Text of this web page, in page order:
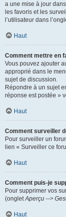
a une mise à jour
les favoris et les
l’utilisateur dans
Haut
Comment mettre en
Vous pouvez ajouter
approprié dans le
sujet de discussion.
Répondre à un sujet
réponse est postée »
Haut
Comment surveiller
Pour surveiller un
lien « Surveiller ce
Haut
Comment puis-je
Pour supprimer vos
(ongletAperçu -->
Haut